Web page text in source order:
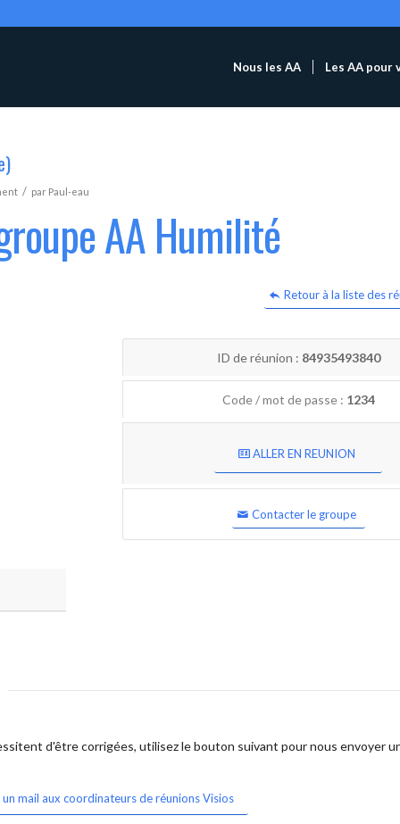
Nous les AA Les AA pour
/ par Paul-eau
AA Humilité
Retour à la liste des
ID de réunion : 84935493840
Code / mot de passe : 1234
ALLER EN REUNION
Contacter le groupe
d'être corrigées, utilisez le bouton suivant pour nous envoyer
mail aux coordinateurs de réunions Visios